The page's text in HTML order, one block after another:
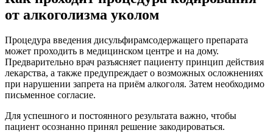
от алкоголизма уколом
Процедура введения дисульфирамсодержащего препарата
может проходить в медицинском центре и на дому.
Предварительно врач разъясняет пациенту принцип действия
лекарства, а также предупреждает о возможных осложнениях
при нарушении запрета на приём алкоголя. Затем необходимо
письменное согласие.
Для успешного и постоянного результата важно, чтобы
пациент осознанно принял решение закодироваться.